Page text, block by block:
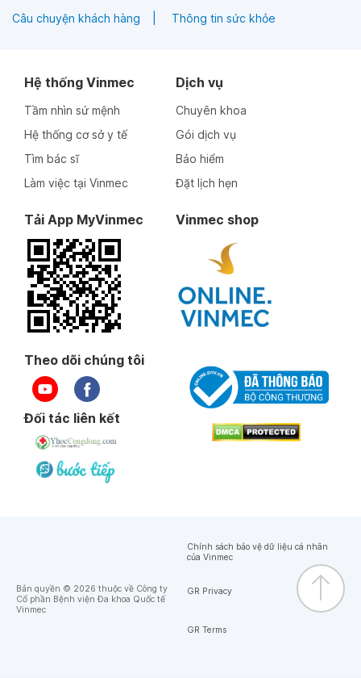
Câu chuyện khách hàng Thông tin sức khỏe
Hệ thống Vinmec
Tầm nhìn sứ mệnh
Hệ thống cơ sở y tế
Tìm bác sĩ
Làm việc tại Vinmec
Dịch vụ
Chuyên khoa
Gói dịch vụ
Bảo hiểm
Đặt lịch hẹn
Tải App MyVinmec Vinmec shop
Theo dõi chúng tôi
Đối tác liên kết
Bản quyền © 2026 thuộc về Công ty
Cổ phần Bệnh viện Đa khoa Quốc tế
Vinmec
Chính sách bảo vệ dữ liệu cá nhân
của Vinmec
GR Privacy
GR Terms